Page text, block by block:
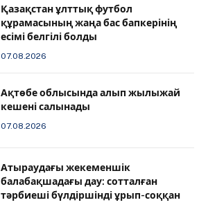
Қазақстан ұлттық футбол
құрамасының жаңа бас бапкерінің
есімі белгілі болды
07.08.2026
Ақтөбе облысында алып жылыжай
кешені салынады
07.08.2026
Атыраудағы жекеменшік
балабақшадағы дау: сотталған
тәрбиеші бүлдіршінді ұрып-соққан